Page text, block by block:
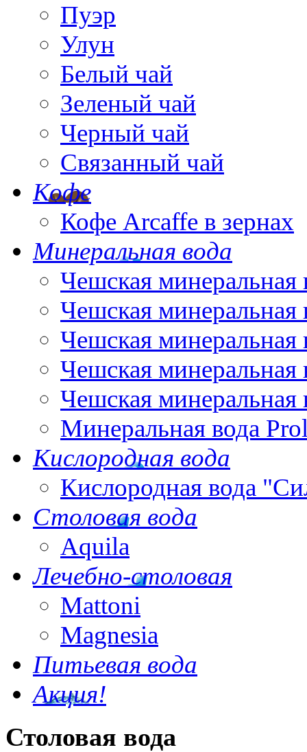
Пуэр
Улун
Белый чай
Зеленый чай
Черный чай
Связанный чай
Кофе
Кофе Arcaffe в зернах
Минеральная вода
Чешская минеральная
Чешская минеральная
Чешская минеральная
Чешская минеральная
Чешская минеральная
Минеральная вода
Кислородная вода
Кислородная вода
Столовая вода
Aquila
Лечебно-столовая
Mattoni
Magnesia
Питьевая вода
Акция!
Столовая вода